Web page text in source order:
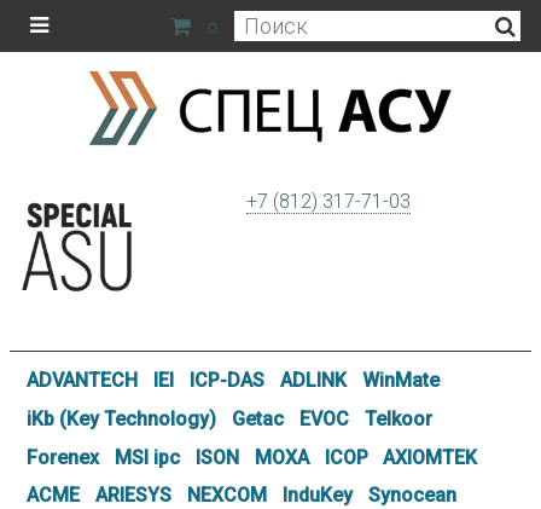
0
+7 (812) 317-71-03
ADVANTECH IEI ICP-DAS ADLINK
WinMate
iKb (Key Technology)
Getac EVOC
Telkoor
Forenex
MSI ipc ISON MOXA ICOP
AXIOMTEK
ACME
ARIESYS NEXCOM InduKey
Synocean